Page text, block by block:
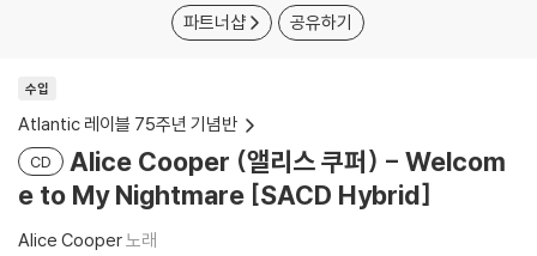
파트너샵 공유하기
수입
Atlantic 레이블 75주년 기념반
CD
Alice Cooper (앨리스 쿠퍼) - Welcom
e to My Nightmare [SACD Hybrid]
Alice Cooper노래